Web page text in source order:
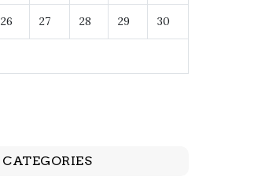
26 27 28 29 30
CATEGORIES